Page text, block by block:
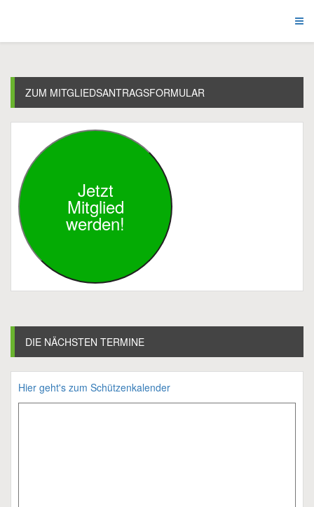
ZUM MITGLIEDSANTRAGSFORMULAR
Jetzt
Mitglied
werden!
DIE NÄCHSTEN TERMINE
Hier geht's zum Schützenkalender